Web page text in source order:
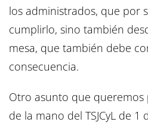
los administrados, que por
cumplirlo, sino también
mesa, que también debe
consecuencia.
Otro asunto que queremos
de la mano del TSJCyL de